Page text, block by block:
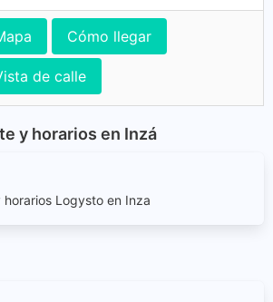
Cómo llegar
de calle
y horarios en Inzá
Logysto en Inza